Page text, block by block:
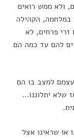
ולא ממש רואים
במלחמה, הקהילה
פרחים, לא
להם עד כמה הם
למצב בו הם
שלא יתלוננו…
או שראינו אצל